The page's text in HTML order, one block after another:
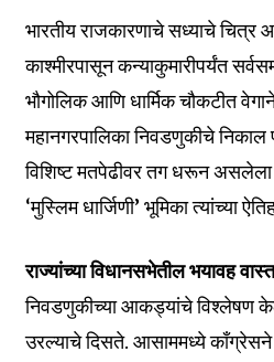
भारतीय राजकारणाचे सध्याचे
काश्मीरपासून कन्याकुमारीपर्यंत
भौगोलिक आणि धार्मिक चौकटीत
महानगरपालिका निवडणुकीचे
विशिष्ट मतपेढीवर तग धरून असलेला
‘मुस्लिम धार्जिणी’ भूमिका त्यांच्या
राज्यांच्या विधानसभेतील भयावह
निवडणुकीच्या आकड्यांचे विश्लेषण
उरल्याचे दिसते. आसाममध्ये काँग्रेसने